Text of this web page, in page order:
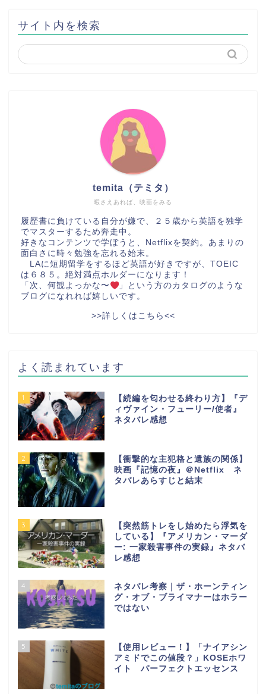
サイト内を検索
暇さえあれば、映画をみる
temita（テミタ）
履歴書に負けている自分が嫌で、２５歳から英語を独学
でマスターするため奔走中。
好きなコンテンツで学ぼうと、Netflixを契約。あまりの
面白さに時々勉強を忘れる始末。
LAに短期留学をするほど英語が好きですが、TOEIC
は６８５。絶対満点ホルダーになります！
「次、何観よっかな〜
」という方のカタログのような
ブログになれれば嬉しいです。
>>詳しくはこちら<<
よく読まれています
1
【続編を匂わせる終わり方】『デ
ィヴァイン・フューリー/使者』
ネタバレ感想
2
【衝撃的な主犯格と遺族の関係】
映画『記憶の夜』＠Netflix ネ
タバレあらすじと結末
3
【突然筋トレをし始めたら浮気を
している】『アメリカン・マーダ
ー: 一家殺害事件の実録』ネタバ
レ感想
4
ネタバレ考察｜ザ・ホーンティン
グ・オブ・ブライマナーはホラー
ではない
5
【使用レビュー！】「ナイアシン
アミドでこの値段？」KOSEホワ
イト パーフェクトエッセンス